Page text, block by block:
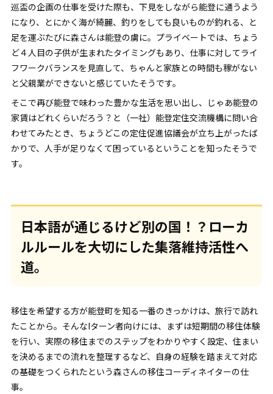
巡盃の企画の仕事を受けた際も、下見をしながら能登に通うよう
になり、とにかく海が綺麗、釣りをしても良いものが釣れる、と
足を運ぶたびに森さんは能登の虜に。プライベートでは、ちょう
ど４人目の子供が生まれたタイミングもあり、仕事に対してライ
フワークバランスを見直して、ちゃんと家族との時間も稼がない
と父親業ができないと感じていたそうです。
そこで再び能登で味わった豊かな生活を思い出し、じゃあ能登の
家賃はどれくらいだろう？と（一社）能登定住交流機構に問い合
わせてみたとき、ちょうどこの定住促進協議会が立ち上がったば
かりで、人手が足りなくて困っているということを知ったそうで
す。
日本語が通じるけど別の国！？ローカ
ルルールを大切にした集落維持活性へ
道。
移住を希望する方が能登町を知る一番のきっかけは、旅行で訪れ
たことから。そんなIターン者向けには、まずは短期間の移住体験
を行い、実際の移住までのステップをわかりやすく設定、住まい
を決めるまでの流れを整理するなど、自身の経験を踏まえて対応
の基礎をつくられたという森さんの移住コーディネイターの仕
事。